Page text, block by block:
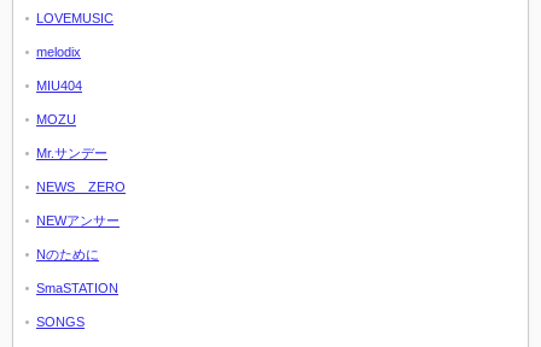
LOVEMUSIC
melodix
MIU404
MOZU
Mr.サンデー
NEWS ZERO
NEWアンサー
Nのために
SmaSTATION
SONGS